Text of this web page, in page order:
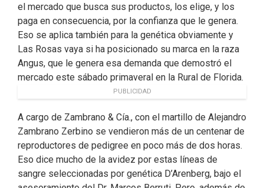
el mercado que busca sus productos, los elige, y los
paga en consecuencia, por la confianza que le genera.
Eso se aplica también para la genética obviamente y
Las Rosas vaya si ha posicionado su marca en la raza
Angus, que le genera esa demanda que demostró el
mercado este sábado primaveral en la Rural de Florida.
PUBLICIDAD
A cargo de Zambrano & Cía., con el martillo de Alejandro
Zambrano Zerbino se vendieron más de un centenar de
reproductores de pedigree en poco más de dos horas.
Eso dice mucho de la avidez por estas líneas de
sangre seleccionadas por genética D’Arenberg, bajo el